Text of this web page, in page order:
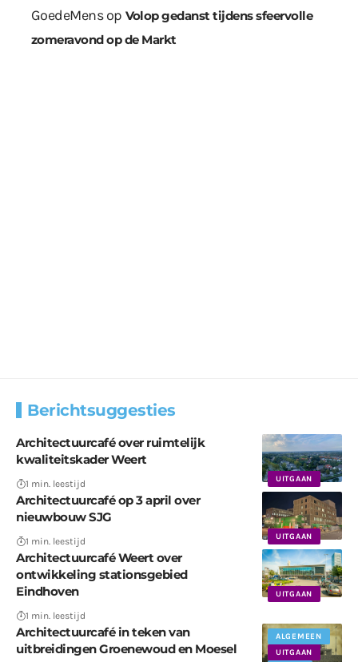
GoedeMensop Volop gedanst tijdens sfeervolle
zomeravond op de Markt
Berichtsuggesties
UITGAAN
Architectuurcafé over ruimtelijk
kwaliteitskader Weert
1 min. leestijd
UITGAAN
Architectuurcafé op 3 april over
nieuwbouw SJG
1 min. leestijd
UITGAAN
Architectuurcafé Weert over
ontwikkeling stationsgebied
Eindhoven
1 min. leestijd
ALGEMEEN
UITGAAN
Architectuurcafé in teken van
uitbreidingen Groenewoud en Moesel